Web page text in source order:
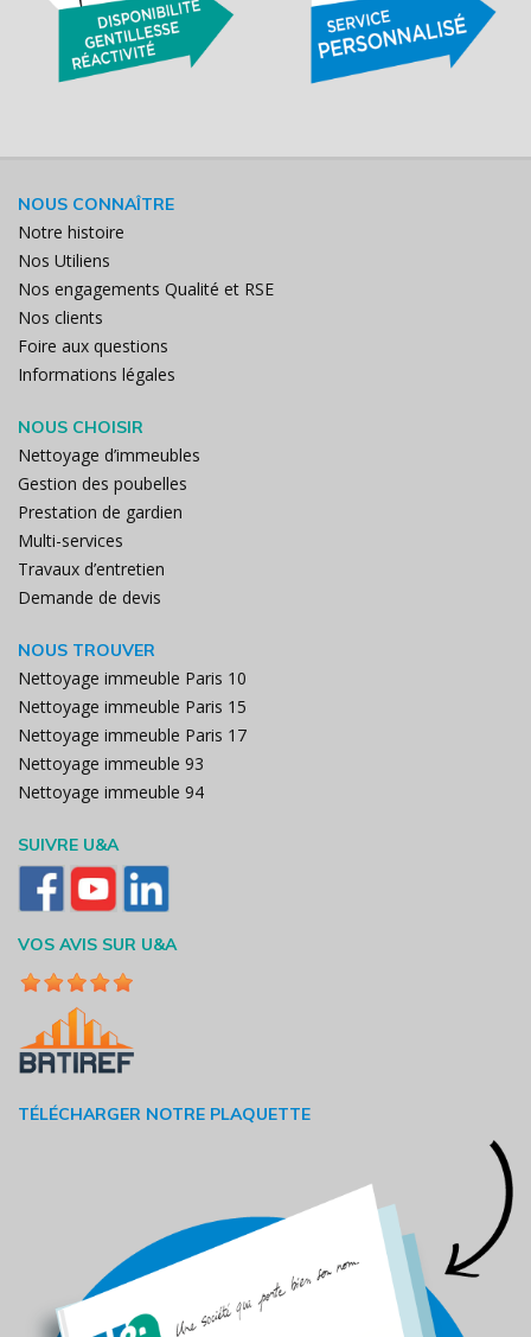
NOUS CONNAÎTRE
Notre histoire
Nos Utiliens
Nos engagements Qualité et RSE
Nos clients
Foire aux questions
Informations légales
NOUS CHOISIR
Nettoyage d’immeubles
Gestion des poubelles
Prestation de gardien
Multi-services
Travaux d’entretien
Demande de devis
NOUS TROUVER
Nettoyage immeuble Paris 10
Nettoyage immeuble Paris 15
Nettoyage immeuble Paris 17
Nettoyage immeuble 93
Nettoyage immeuble 94
SUIVRE U&A
VOS AVIS SUR U&A
TÉLÉCHARGER NOTRE PLAQUETTE